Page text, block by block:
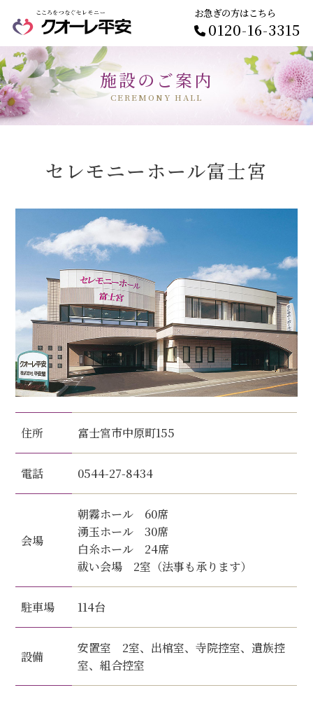
お急ぎの方はこちら
0120-16-3315
施設のご案内
CEREMONY HALL
セレモニーホール富士宮
住所 富士宮市中原町155
電話 0544-27-8434
会場
朝霧ホール 60席
湧玉ホール 30席
白糸ホール 24席
祓い会場 2室（法事も承ります）
駐車場 114台
設備
安置室 2室、出棺室、寺院控室、遺族控
室、組合控室